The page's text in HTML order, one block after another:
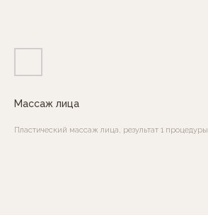
Массаж лица
Пластический массаж лица, результат 1 процедуры